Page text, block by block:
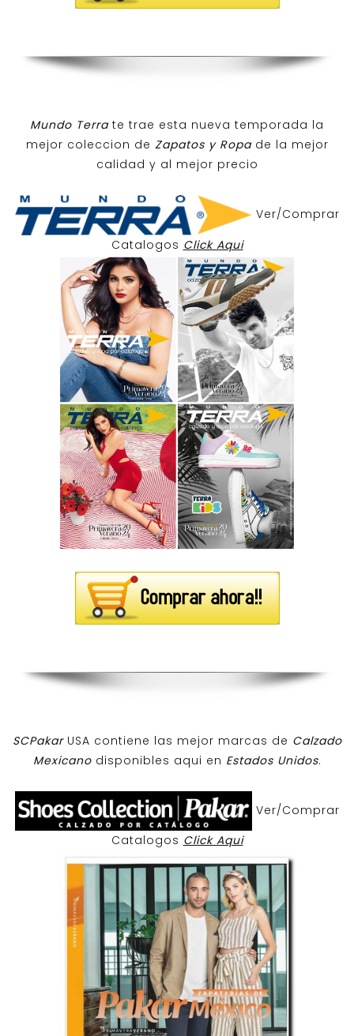
Mundo Terra te trae esta nueva temporada la
mejor coleccion de Zapatos y Ropa de la mejor
calidad y al mejor precio
Ver/Comprar
Catalogos Click Aqui
SCPakar USA contiene las mejor marcas de Calzado
Mexicanodisponibles aqui en Estados Unidos.
Ver/Comprar
Catalogos Click Aqui